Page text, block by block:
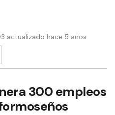
actualizado hace 5 años
300 empleos